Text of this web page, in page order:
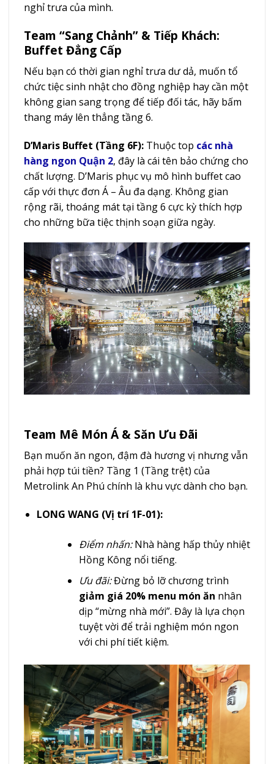
nghỉ trưa của mình.
Team “Sang Chảnh” & Tiếp Khách:
Buffet Đẳng Cấp
Nếu bạn có thời gian nghỉ trưa dư dả, muốn tổ
chức tiệc sinh nhật cho đồng nghiệp hay cần một
không gian sang trọng để tiếp đối tác, hãy bấm
thang máy lên thẳng tầng 6.
D’Maris Buffet (Tầng 6F): Thuộc top các nhà
hàng ngon Quận 2, đây là cái tên bảo chứng cho
chất lượng. D’Maris phục vụ mô hình buffet cao
cấp với thực đơn Á – Âu đa dạng. Không gian
rộng rãi, thoáng mát tại tầng 6 cực kỳ thích hợp
cho những bữa tiệc thịnh soạn giữa ngày.
Team Mê Món Á & Săn Ưu Đãi
Bạn muốn ăn ngon, đậm đà hương vị nhưng vẫn
phải hợp túi tiền? Tầng 1 (Tầng trệt) của
Metrolink An Phú chính là khu vực dành cho bạn.
LONG WANG (Vị trí 1F-01):
Điểm nhấn:Nhà hàng hấp thủy nhiệt
Hồng Kông nổi tiếng.
Ưu đãi:Đừng bỏ lỡ chương trình
giảm giá 20% menu món ăn nhân
dịp “mừng nhà mới”. Đây là lựa chọn
tuyệt vời để trải nghiệm món ngon
với chi phí tiết kiệm.